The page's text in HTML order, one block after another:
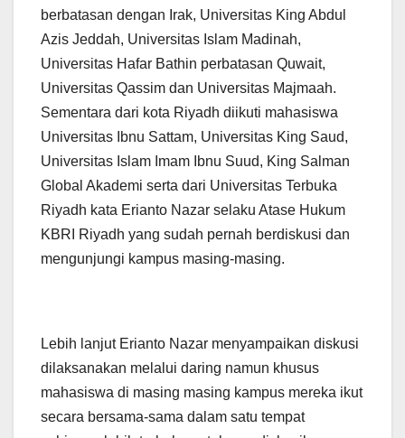
berbatasan dengan Irak, Universitas King Abdul
Azis Jeddah, Universitas Islam Madinah,
Universitas Hafar Bathin perbatasan Quwait,
Universitas Qassim dan Universitas Majmaah.
Sementara dari kota Riyadh diikuti mahasiswa
Universitas Ibnu Sattam, Universitas King Saud,
Universitas Islam Imam Ibnu Suud, King Salman
Global Akademi serta dari Universitas Terbuka
Riyadh kata Erianto Nazar selaku Atase Hukum
KBRI Riyadh yang sudah pernah berdiskusi dan
mengunjungi kampus masing-masing.
Lebih lanjut Erianto Nazar menyampaikan diskusi
dilaksanakan melalui daring namun khusus
mahasiswa di masing masing kampus mereka ikut
secara bersama-sama dalam satu tempat